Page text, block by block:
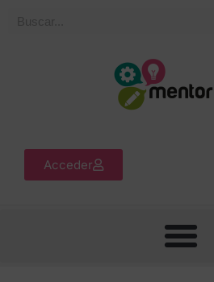
Acceder